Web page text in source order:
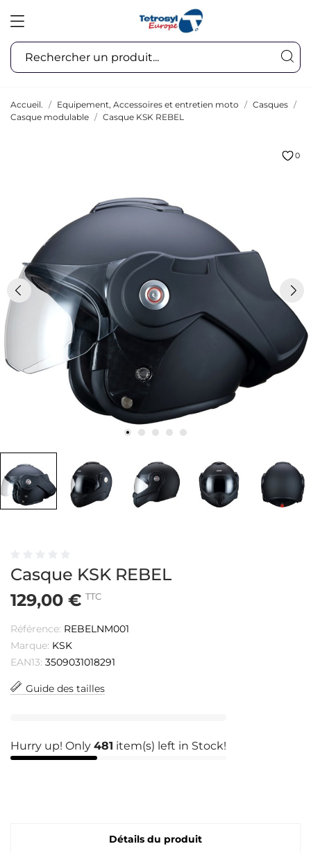
Accueil. Equipement, Accessoires et entretien moto
Casques
Casque modulable
Casque KSK REBEL
0
Casque KSK REBEL
129,00 € TTC
Référence: REBELNM001
Marque: KSK
EAN13: 3509031018291
Guide des tailles
Hurry up! Only 481 item(s) left in Stock!
Détails du produit